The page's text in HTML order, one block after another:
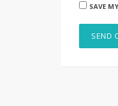
SAVE